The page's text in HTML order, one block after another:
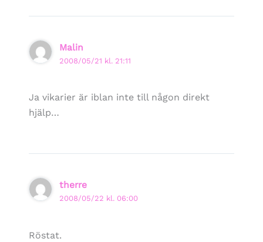
Malin
2008/05/21 kl. 21:11
Ja vikarier är iblan inte till någon direkt
hjälp…
therre
2008/05/22 kl. 06:00
Röstat.